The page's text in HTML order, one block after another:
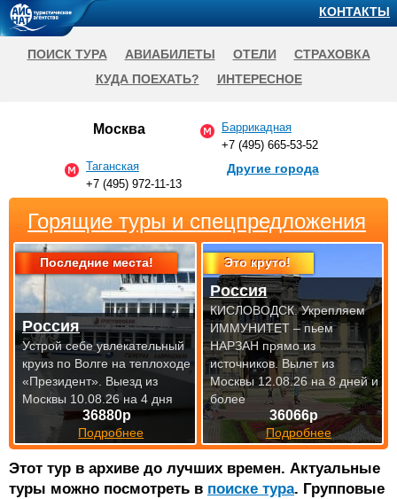
Этот тур в архиве до лучших времен. Актуальные
туры можно посмотреть в поиске тура. Групповые
Горящие туры и спецпредложения
Последние места!
36880р
Подробнее
Россия
Устрой себе увлекательный
круиз по Волге на теплоходе
«Президент». Выезд из
Москвы 10.08.26 на 4 дня
Это круто!
36066р
Подробнее
Россия
КИСЛОВОДСК. Укрепляем
ИММУНИТЕТ – пьем
НАРЗАН прямо из
источников.Вылет из
Москвы 12.08.26 на 8 дней и
более
Москва
Баррикадная
+7 (495) 665-53-52
Таганская
+7 (495) 972-11-13
Другие города
КОНТАКТЫ
ПОИСК ТУРА АВИАБИЛЕТЫ ОТЕЛИ
СТРАХОВКА
КУДА ПОЕХАТЬ?
ИНТЕРЕСНОЕ